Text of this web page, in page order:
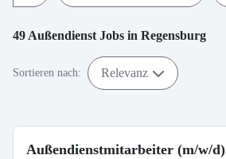
49 Außendienst Jobs in Regensburg
Sortieren nach: Relevanz
Außendienstmitarbeiter (m/w/d)